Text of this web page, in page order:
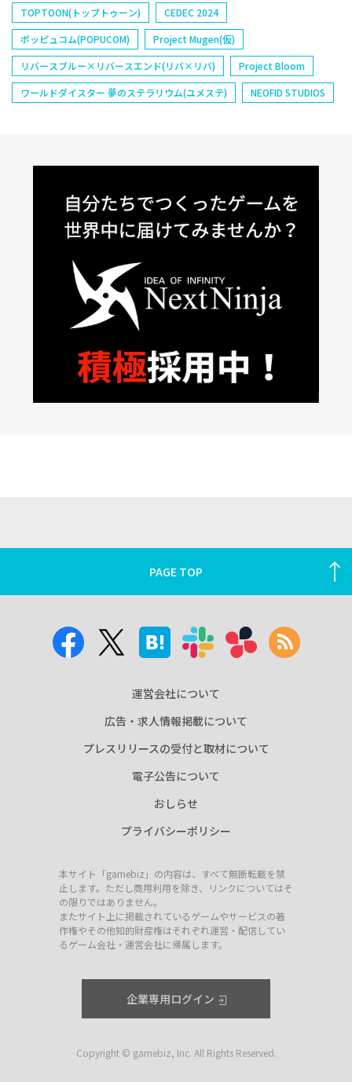
TOPTOON(トップトゥーン)
CEDEC 2024
ポッピュコム(POPUCOM)
Project Mugen(仮)
リバースブルー×リバースエンド(リバ×リバ)
Project Bloom
ワールドダイスター 夢のステラリウム(ユメステ)
NEOFID STUDIOS
PAGE TOP
運営会社について
広告・求人情報掲載について
プレスリリースの受付と取材について
電子公告について
おしらせ
プライバシーポリシー
本サイト「gamebiz」の内容は、すべて無断転載を禁
止します。ただし商用利用を除き、リンクについてはそ
の限りではありません。
またサイト上に掲載されているゲームやサービスの著
作権やその他知的財産権はそれぞれ運営・配信してい
るゲーム会社・運営会社に帰属します。
企業専用ログイン
Copyright © gamebiz, Inc. All Rights Reserved.